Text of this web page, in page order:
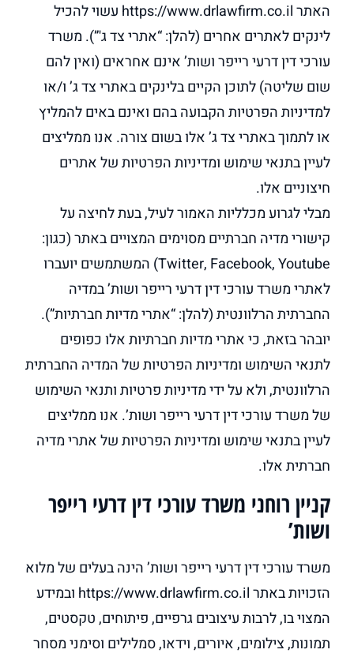
האתר https://www.drlawfirm.co.il עשוי להכיל
לינקים לאתרים אחרים (להלן: “אתרי צד ג'”). משרד
עורכי דין דרעי רייפר ושות’ אינם אחראים (ואין להם
שום שליטה) לתוכן הקיים בלינקים באתרי צד ג’ ו/או
למדיניות הפרטיות הקבועה בהם ואינם באים להמליץ
או לתמוך באתרי צד ג’ אלו בשום צורה. אנו ממליצים
לעיין בתנאי שימוש ומדיניות הפרטיות של אתרים
חיצוניים אלו.
מבלי לגרוע מכלליות האמור לעיל, בעת לחיצה על
קישורי מדיה חברתיים מסוימים המצויים באתר (כגון:
Twitter, Facebook, Youtube) המשתמשים יועברו
לאתרי משרד עורכי דין דרעי רייפר ושות’ במדיה
החברתית הרלוונטית (להלן: “אתרי מדיות חברתיות”).
יובהר בזאת, כי אתרי מדיות חברתיות אלו כפופים
לתנאי השימוש ומדיניות הפרטיות של המדיה החברתית
הרלוונטית, ולא על ידי מדיניות פרטיות ותנאי השימוש
של משרד עורכי דין דרעי רייפר ושות’. אנו ממליצים
לעיין בתנאי שימוש ומדיניות הפרטיות של אתרי מדיה
חברתית אלו.
קניין רוחני משרד עורכי דין דרעי רייפר
ושות’
משרד עורכי דין דרעי רייפר ושות’ הינה בעלים של מלוא
הזכויות באתר https://www.drlawfirm.co.il ובמידע
המצוי בו, לרבות עיצובים גרפיים, פיתוחים, טקסטים,
תמונות, צילומים, איורים, וידאו, סמלילים וסימני מסחר